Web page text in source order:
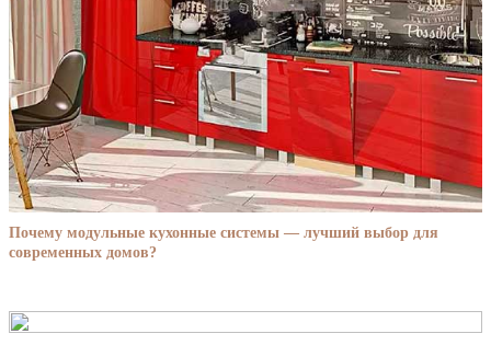
Почему модульные кухонные системы — лучший выбор для
современных домов?